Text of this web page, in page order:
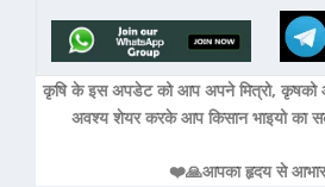
कृषि के इस अपडेट को आप अपने मित्रो, कृषको
अवश्य शेयर करके आप किसान भाइयो का
❤️🙏आपका हृदय से